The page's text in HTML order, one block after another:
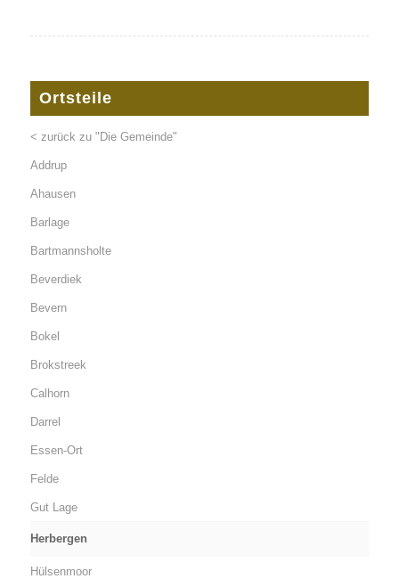
Ortsteile
< zurück zu "Die Gemeinde"
Addrup
Ahausen
Barlage
Bartmannsholte
Beverdiek
Bevern
Bokel
Brokstreek
Calhorn
Darrel
Essen-Ort
Felde
Gut Lage
Herbergen
Hülsenmoor